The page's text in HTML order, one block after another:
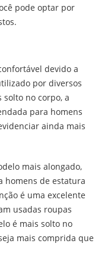
pode optar por
devido a
por diversos
solto no corpo, a
para homens
ainda mais
mais alongado,
homens de estatura
é uma excelente
usadas roupas
é mais solto no
mais comprida que